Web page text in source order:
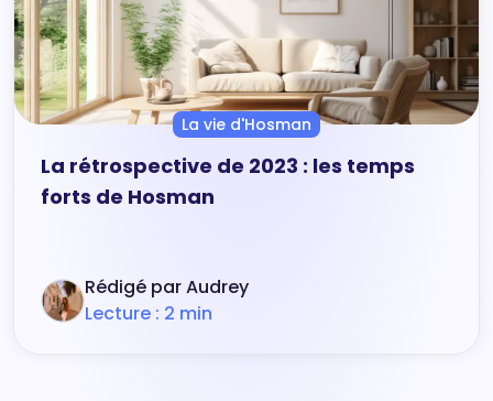
La vie d'Hosman
La rétrospective de 2023 : les temps
forts de Hosman
Rédigé par Audrey
Lecture : 2 min